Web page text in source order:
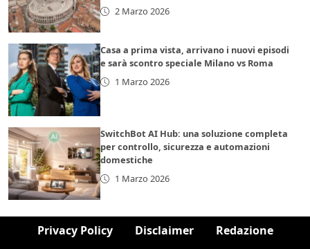
2 Marzo 2026
Casa a prima vista, arrivano i nuovi episodi
e sarà scontro speciale Milano vs Roma
1 Marzo 2026
SwitchBot AI Hub: una soluzione completa
per controllo, sicurezza e automazioni
domestiche
1 Marzo 2026
Privacy Policy Disclaimer Redazione